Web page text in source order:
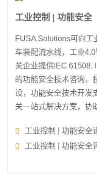
工业控制 | 功能安全
FUSA Solutions可向工
车装配流水线，工业
关企业提供IEC 61508,
的功能安全技术咨询，
设，功能安全技术开发
关一站式解决方案，协
工业控制 | 功能安全
工业控制 | 功能安全